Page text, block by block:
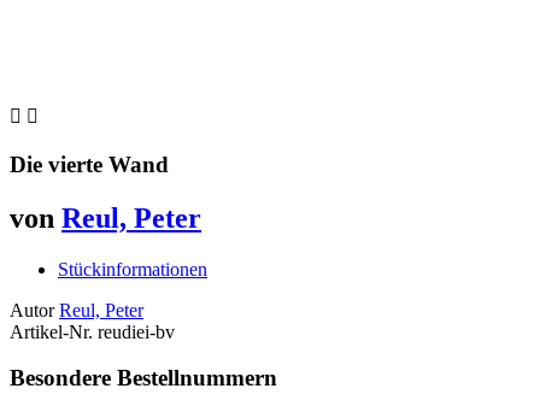
 
Die vierte Wand
von Reul, Peter
Stückinformationen
Autor Reul, Peter
Artikel-Nr. reudiei-bv
Besondere Bestellnummern